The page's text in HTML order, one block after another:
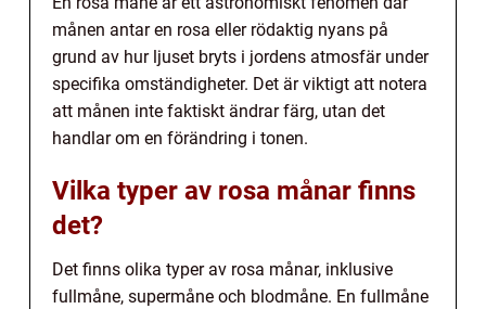
månen antar en rosa eller rödaktig nyans på
grund av hur ljuset bryts i jordens atmosfär under
specifika omständigheter. Det är viktigt att notera
att månen inte faktiskt ändrar färg, utan det
handlar om en förändring i tonen.
Vilka typer av rosa månar finns
det?
Det finns olika typer av rosa månar, inklusive
fullmåne, supermåne och blodmåne. En fullmåne